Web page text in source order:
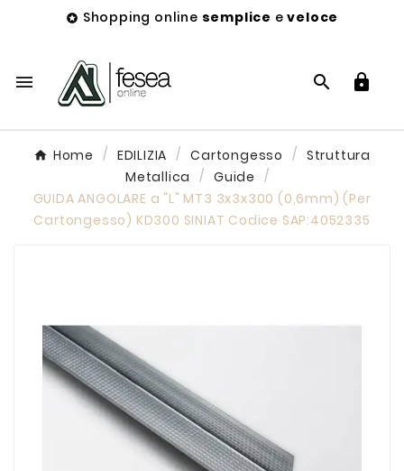
 Shopping online semplice eveloce
  
Home EDILIZIA Cartongesso
Struttura
Metallica
Guide
GUIDA ANGOLARE a "L" MT3 3x3x300 (0,6mm) (Per
Cartongesso) KD300 SINIAT Codice SAP:4052335